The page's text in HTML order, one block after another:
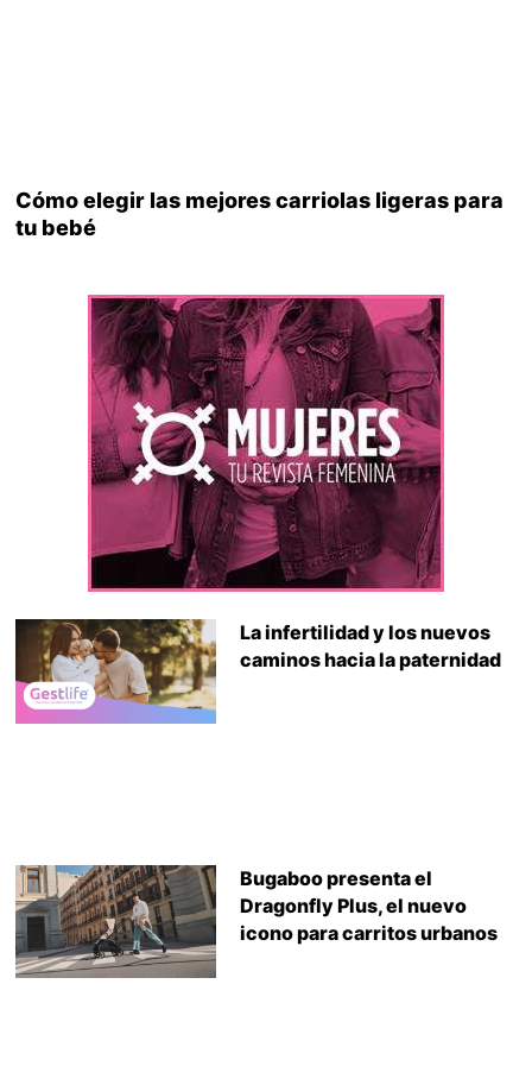
Cómo elegir las mejores carriolas ligeras para
tu bebé
La infertilidad y los nuevos
caminos hacia la paternidad
Bugaboo presenta el
Dragonfly Plus, el nuevo
icono para carritos urbanos